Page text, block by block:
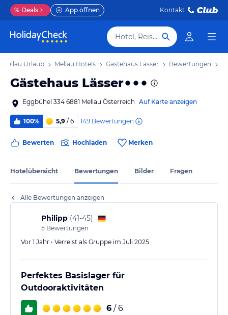
% Deals App öffnen Kontakt
Hotel, Reiseziel
Mellau Urlaub Mellau Hotels Gästehaus Lässer Bewertungen
Gästehaus Lässer
Eggbühel 334 6881 Mellau Österreich Auf Karte anzeigen
100% 5,9 / 6 149 Bewertungen
Bewerten Hochladen Merken
Hotelübersicht Bewertungen Bilder Fragen
Alle Bewertungen anzeigen
Philipp (41-45)
5 Bewertungen
Vor 1 Jahr • Verreist als Gruppe im Juli 2025
Perfektes Basislager für
Outdooraktivitäten
6 / 6